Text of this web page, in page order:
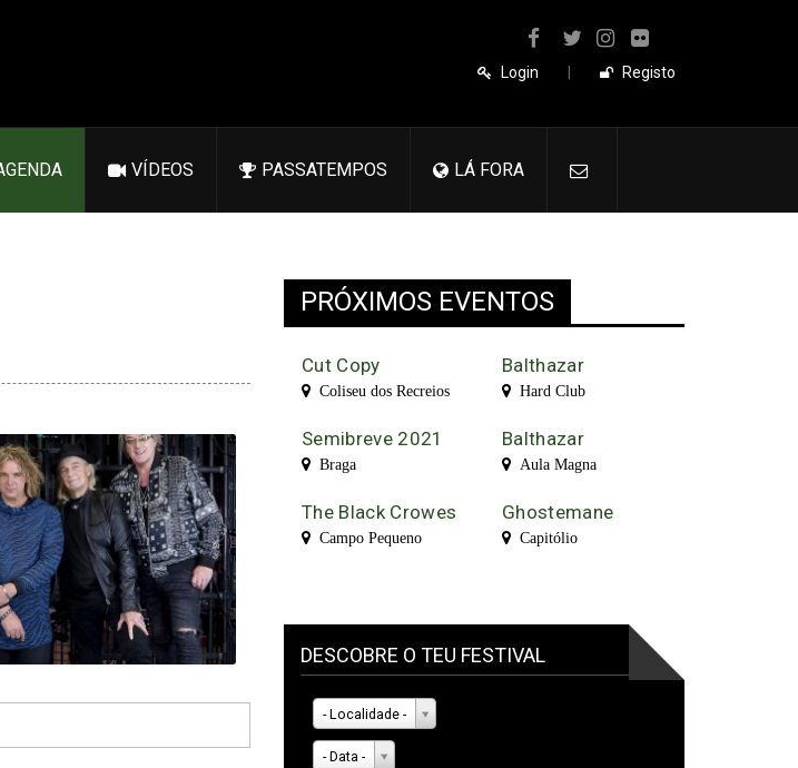
Login Registo
VÍDEOS PASSATEMPOS LÁ FORA
PRÓXIMOS EVENTOS
Cut Copy
Coliseu dos Recreios
Balthazar
Hard Club
Semibreve 2021
Braga
Balthazar
Aula Magna
The Black Crowes
Campo Pequeno
Ghostemane
Capitólio
DESCOBRE O TEU FESTIVAL
- Localidade -
- Data -